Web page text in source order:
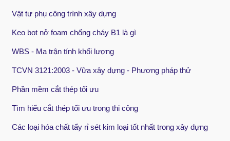
Vật tư phụ công trình xây dựng
Keo bọt nở foam chống cháy B1 là gì
WBS - Ma trận tính khối lượng
TCVN 3121:2003 - Vữa xây dựng - Phương pháp thử
Phần mềm cắt thép tối ưu
Tìm hiểu cắt thép tối ưu trong thi công
Các loại hóa chất tẩy rỉ sét kim loại tốt nhất trong xây dựng